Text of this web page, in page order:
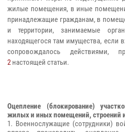
жилые помещения, в иные
принадлежащие гражданам, в
и территории, занимаемые
находящегося там имущества, если
сопровождалось действиями,
2 настоящей статьи.
Оцепление (блокирование)
жилых и иных помещений, строений
1. Военнослужащие (сотрудники)